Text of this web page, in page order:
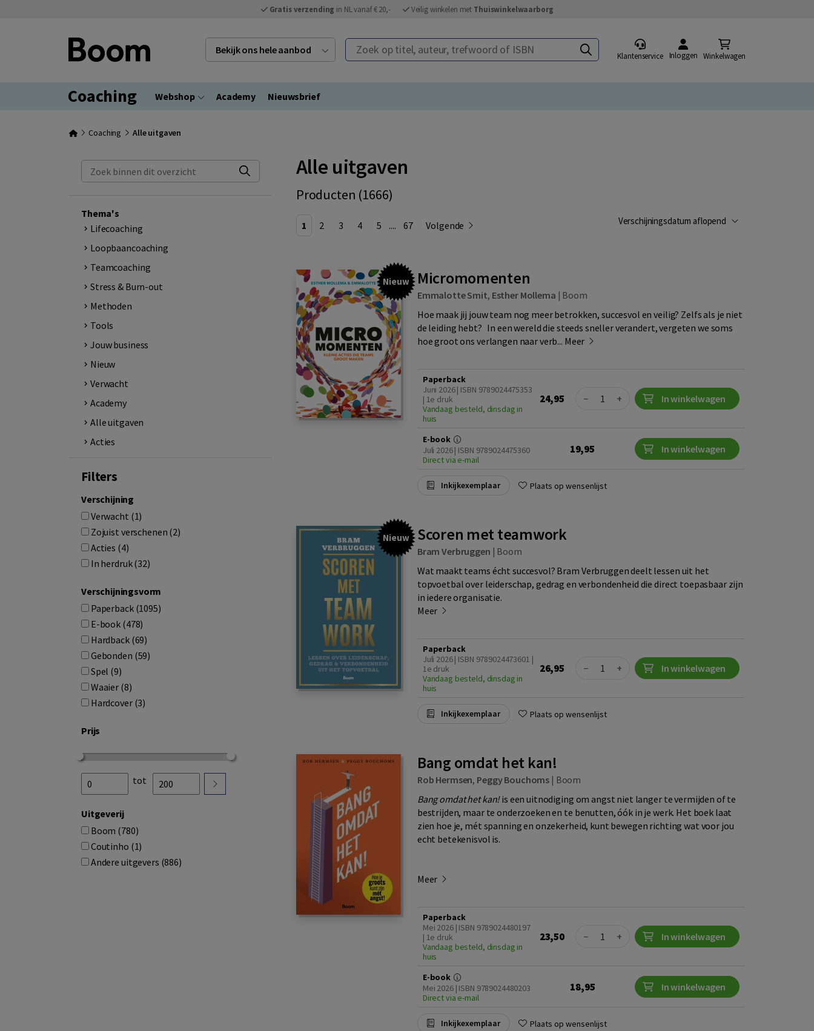
Gratis verzending in NL vanaf € 20,- Veilig winkelen met Thuiswinkelwaarborg
Bekijk ons hele aanbod Zoek op titel, auteur, trefwoord of ISBN
Klantenservice Inloggen Winkelwagen
Coaching Webshop Academy Nieuwsbrief
Coaching Alle uitgaven
Zoek binnen dit overzicht
Thema's
Lifecoaching
Loopbaancoaching
Teamcoaching
Stress & Burn-out
Methoden
Tools
Jouw business
Nieuw
Verwacht
Academy
Alle uitgaven
Acties
Filters
Verschijning
Verwacht (1)
Zojuist verschenen (2)
Acties (4)
In herdruk (32)
Verschijningsvorm
Paperback (1095)
E-book (478)
Hardback (69)
Gebonden (59)
Spel (9)
Waaier (8)
Hardcover (3)
Prijs
Price range minimum
tot
Price range maximum
Price range sumbit
Uitgeverij
Boom (780)
Coutinho (1)
Andere uitgevers (886)
Alle uitgaven
Producten (1666)
1 2 3 4 5 .... 67 Volgende Verschijningsdatum aflopend
Nieuw Micromomenten
Emmalotte Smit, Esther Mollema | Boom
Hoe maak jij jouw team nog meer betrokken, succesvol en veilig? Zelfs als je niet
de leiding hebt? In een wereld die steeds sneller verandert, vergeten we soms
hoe groot ons verlangen naar verb... Meer
Paperback
Juni 2026 | ISBN 9789024475353
| 1e druk
Vandaag besteld, dinsdag in
huis
24,95 Quantity
− + In winkelwagen
E-book
Juli 2026 | ISBN 9789024475360
Direct via e-mail
19,95 In winkelwagen
Inkijkexemplaar Plaats op wensenlijst
Nieuw Scoren met teamwork
Bram Verbruggen | Boom
Wat maakt teams écht succesvol? Bram Verbruggen deelt lessen uit het
topvoetbal over leiderschap, gedrag en verbondenheid die direct toepasbaar zijn
in iedere organisatie.
Meer
Paperback
Juli 2026 | ISBN 9789024473601 |
1e druk
Vandaag besteld, dinsdag in
huis
26,95 Quantity
− + In winkelwagen
Inkijkexemplaar Plaats op wensenlijst
Bang omdat het kan!
Rob Hermsen, Peggy Bouchoms | Boom
Bang omdat het kan!is een uitnodiging om angst niet langer te vermijden of te
bestrijden, maar te onderzoeken en te benutten, óók in je werk. Het boek laat
zien hoe je, mét spanning en onzekerheid, kunt bewegen richting wat voor jou
echt betekenisvol is.
Meer
Paperback
Mei 2026 | ISBN 9789024480197
| 1e druk
Vandaag besteld, dinsdag in
huis
23,50 Quantity
− + In winkelwagen
E-book
Mei 2026 | ISBN 9789024480203
Direct via e-mail
18,95 In winkelwagen
Inkijkexemplaar Plaats op wensenlijst